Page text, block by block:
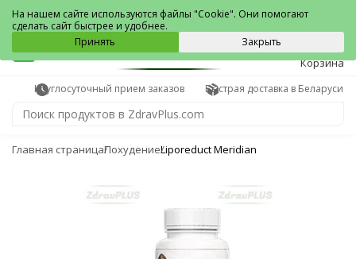
Город
0
Корзина
Круглосуточный прием заказов Быстрая доставка в Беларуси
Главная страницаПохудениеLiporeduct Meridian
На нашем сайте используются файлы "Cookie". Они помогают
сделать сайт быстрее и удобнее.
Принять
Закрыть